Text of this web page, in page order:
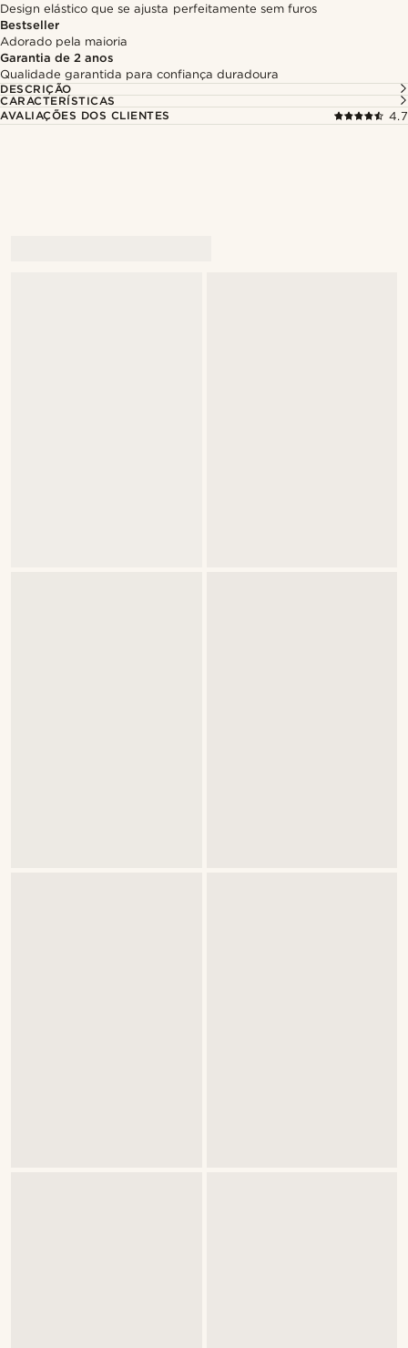
Design elástico que se ajusta perfeitamente sem furos
Bestseller
Adorado pela maioria
Garantia de 2 anos
Qualidade garantida para confiança duradoura
DESCRIÇÃO
CARACTERÍSTICAS
AVALIAÇÕES DOS CLIENTES
4.7